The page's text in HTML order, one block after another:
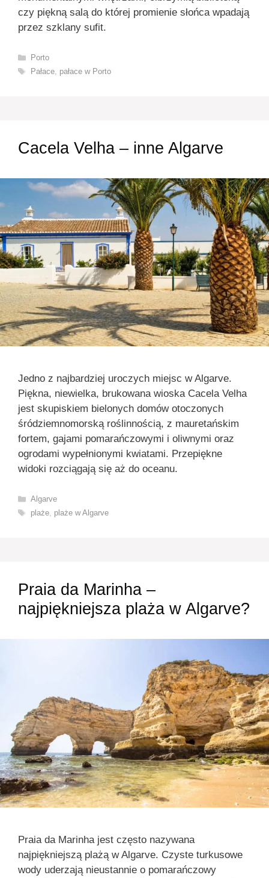
czy piękną salą do której promienie słońca wpadają
przez szklany sufit.
Kategorie
Porto
Tagi
Pałace, pałace w Porto
Cacela Velha – inne Algarve
Jedno z najbardziej uroczych miejsc w Algarve.
Piękna, niewielka, brukowana wioska Cacela Velha
jest skupiskiem bielonych domów otoczonych
śródziemnomorską roślinnością, z mauretańskim
fortem, gajami pomarańczowymi i oliwnymi oraz
ogrodami wypełnionymi kwiatami. Przepiękne
widoki rozciągają się aż do oceanu.
Kategorie
Algarve
Tagi
plaże, plaże w Algarve
Praia da Marinha –
najpiękniejsza plaża w Algarve?
Praia da Marinha jest często nazywana
najpiękniejszą plażą w Algarve. Czyste turkusowe
wody uderzają nieustannie o pomarańczowy